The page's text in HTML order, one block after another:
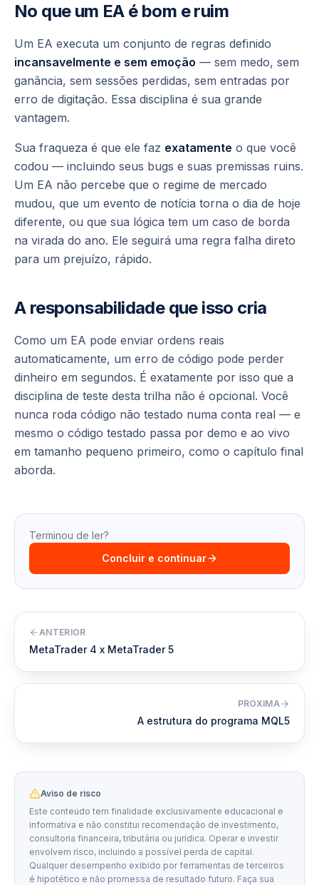
No que um EA é bom e ruim
Um EA executa um conjunto de regras definido
incansavelmente e sem emoção — sem medo, sem
ganância, sem sessões perdidas, sem entradas por
erro de digitação. Essa disciplina é sua grande
vantagem.
Sua fraqueza é que ele faz exatamente o que você
codou — incluindo seus bugs e suas premissas ruins.
Um EA não percebe que o regime de mercado
mudou, que um evento de notícia torna o dia de hoje
diferente, ou que sua lógica tem um caso de borda
na virada do ano. Ele seguirá uma regra falha direto
para um prejuízo, rápido.
A responsabilidade que isso cria
Como um EA pode enviar ordens reais
automaticamente, um erro de código pode perder
dinheiro em segundos. É exatamente por isso que a
disciplina de teste desta trilha não é opcional. Você
nunca roda código não testado numa conta real — e
mesmo o código testado passa por demo e ao vivo
em tamanho pequeno primeiro, como o capítulo final
aborda.
Terminou de ler?
Concluir e continuar
ANTERIOR
MetaTrader 4 x MetaTrader 5
PRÓXIMA
A estrutura do programa MQL5
Aviso de risco
Este conteúdo tem finalidade exclusivamente educacional e
informativa e não constitui recomendação de investimento,
consultoria financeira, tributária ou jurídica. Operar e investir
envolvem risco, incluindo a possível perda de capital.
Qualquer desempenho exibido por ferramentas de terceiros
é hipotético e não promessa de resultado futuro. Faça sua